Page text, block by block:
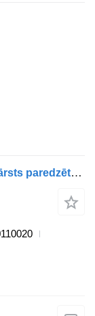
WABCO A0044296344 pneimatiskais vārsts paredzēts Mercedes-Benz Actros MP4 Antos Arocs (2012-) kravas automašīnas